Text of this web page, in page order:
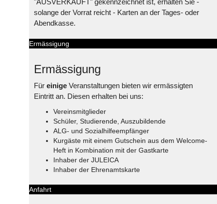
solange der Vorrat reicht - Karten an der Tages- oder
Abendkasse.
Ermässigung
Ermässigung
Für einige Veranstaltungen bieten wir ermässigten
Eintritt an. Diesen erhalten bei uns:
Vereinsmitglieder
Schüler, Studierende, Auszubildende
ALG- und Sozialhilfeempfänger
Kurgäste mit einem Gutschein aus dem Welcome-
Heft in Kombination mit der Gastkarte
Inhaber der JULEICA
Inhaber der Ehrenamtskarte
Anfahrt